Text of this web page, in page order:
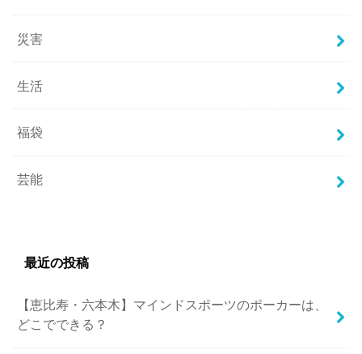
災害
生活
福袋
芸能
最近の投稿
【恵比寿・六本木】マインドスポーツのポーカーは、
どこでできる？